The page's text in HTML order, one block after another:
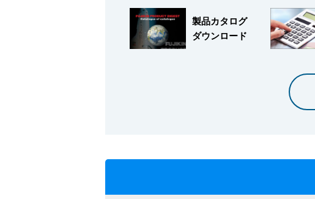
採用情報
製品カタログ
ダウンロード